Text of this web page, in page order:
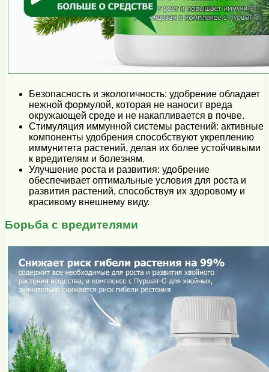
Безопасность и экологичность: удобрение обладает
нежной формулой, которая не наносит вреда
окружающей среде и не накапливается в почве.
Стимуляция иммунной системы растений: активные
компоненты удобрения способствуют укреплению
иммунитета растений, делая их более устойчивыми
к вредителям и болезням.
Улучшение роста и развития: удобрение
обеспечивает оптимальные условия для роста и
развития растений, способствуя их здоровому и
красивому внешнему виду.
Борьба с вредителями